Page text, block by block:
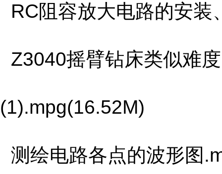
RC阻容放大电路的安装
Z3040摇臂钻床类似难
(1).mpg(16.52M)
测绘电路各点的波形图